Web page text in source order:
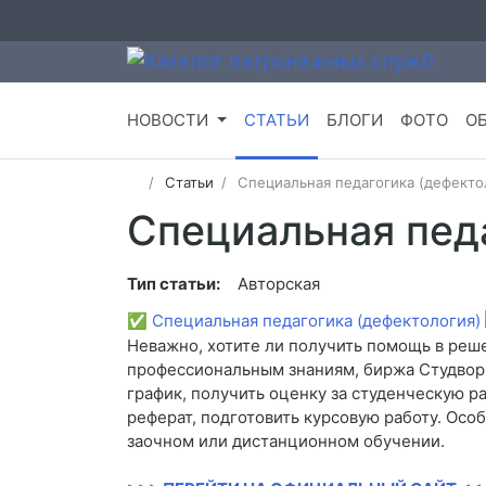
НОВОСТИ СТАТЬИ БЛОГИ ФОТО
Статьи Специальная педагогика
Специальная
Тип статьи:
Авторская
✅ Специальная педагогика (дефектология)
Неважно, хотите ли получить помощь в
профессиональным знаниям, биржа
график, получить оценку за студенческую
реферат, подготовить курсовую работу.
заочном или дистанционном обучении.